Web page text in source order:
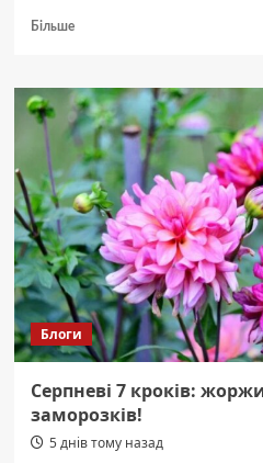
БільшеДокладніше
символ
великої
спільноти:
як
пам’ятні
знаки
об’єднують
людей
Блоги
Серпневі 7 кроків:
заморозків!
5 днів тому назад